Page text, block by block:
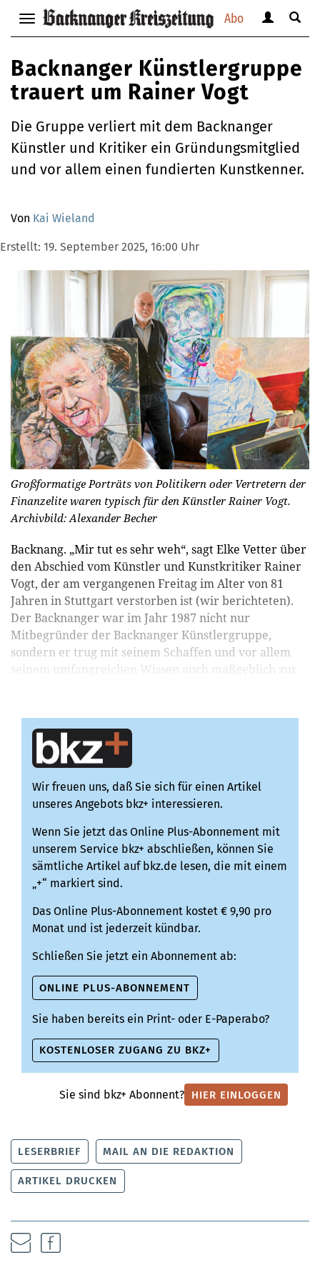
Abo
Navigation
anzeigen
verbergen
anzeigen
verbergen
Suche
Backnanger Künstlergruppe
trauert um Rainer Vogt
Die Gruppe verliert mit dem Backnanger
Künstler und Kritiker ein Gründungsmitglied
und vor allem einen fundierten Kunstkenner.
Von Kai Wieland
Erstellt: 19. September 2025, 16:00 Uhr
Großformatige Porträts von Politikern oder Vertretern der
Finanzelite waren typisch für den Künstler Rainer Vogt.
Archivbild: Alexander Becher
Backnang. „Mir tut es sehr weh“, sagt Elke Vetter über
den Abschied vom Künstler und Kunstkritiker Rainer
Vogt, der am vergangenen Freitag im Alter von 81
Jahren in Stuttgart verstorben ist (wir berichteten).
Der Backnanger war im Jahr 1987 nicht nur
Mitbegründer der Backnanger Künstlergruppe,
sondern er trug mit seinem Schaffen und vor allem
seinem umfangreichen Wissen auch maßgeblich zur
Wir freuen uns, daß Sie sich für einen Artikel
unseres Angebots bkz+ interessieren.
Wenn Sie jetzt das Online Plus-Abonnement mit
unserem Service bkz+ abschließen, können Sie
sämtliche Artikel auf bkz.de lesen, die mit einem
„+“ markiert sind.
Das Online Plus-Abonnement kostet € 9,90 pro
Monat und ist jederzeit kündbar.
Schließen Sie jetzt ein Abonnement ab:
ONLINE PLUS-ABONNEMENT
Sie haben bereits ein Print- oder E-Paperabo?
KOSTENLOSER ZUGANG ZU BKZ+
Sie sind bkz+ Abonnent? HIER EINLOGGEN
LESERBRIEF MAIL AN DIE REDAKTION
ARTIKEL DRUCKEN